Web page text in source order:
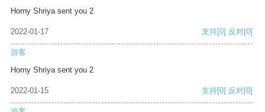
Horny Shriya sent you 2
2022-01-17 支持[0] 反对[0]
游客
Horny Shriya sent you 2
2022-01-15 支持[0] 反对[0]